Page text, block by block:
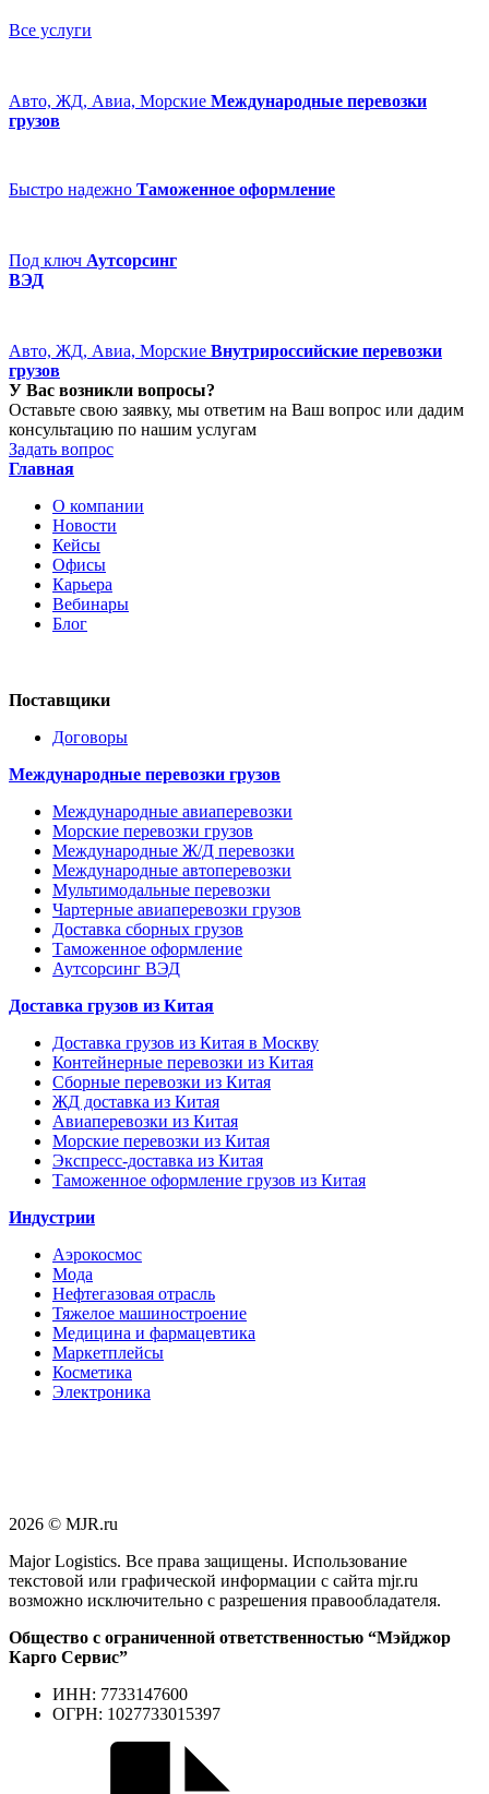
Все услуги
Авто, ЖД, Авиа, Морские Международные перевозки
грузов
Быстро надежно Таможенное оформление
Под ключ Аутсорсинг
ВЭД
Авто, ЖД, Авиа, Морские Внутрироссийские перевозки
грузов
У Вас возникли вопросы?
Оставьте свою заявку, мы ответим на Ваш вопрос или дадим
консультацию по нашим услугам
Задать вопрос
Главная
О компании
Новости
Кейсы
Офисы
Карьера
Вебинары
Блог
Поставщики
Договоры
Международные перевозки грузов
Международные авиаперевозки
Морские перевозки грузов
Международные Ж/Д перевозки
Международные автоперевозки
Мультимодальные перевозки
Чартерные авиаперевозки грузов
Доставка сборных грузов
Таможенное оформление
Аутсорсинг ВЭД
Доставка грузов из Китая
Доставка грузов из Китая в Москву
Контейнерные перевозки из Китая
Сборные перевозки из Китая
ЖД доставка из Китая
Авиаперевозки из Китая
Морские перевозки из Китая
Экспресс-доставка из Китая
Таможенное оформление грузов из Китая
Индустрии
Аэрокосмос
Мода
Нефтегазовая отрасль
Тяжелое машиностроение
Медицина и фармацевтика
Маркетплейсы
Косметика
Электроника
2026 © MJR.ru
Major Logistics. Все права защищены. Использование
текстовой или графической информации с сайта mjr.ru
возможно исключительно с разрешения правообладателя.
Общество с ограниченной ответственностью “Мэйджор
Карго Сервис”
ИНН: 7733147600
ОГРН: 1027733015397